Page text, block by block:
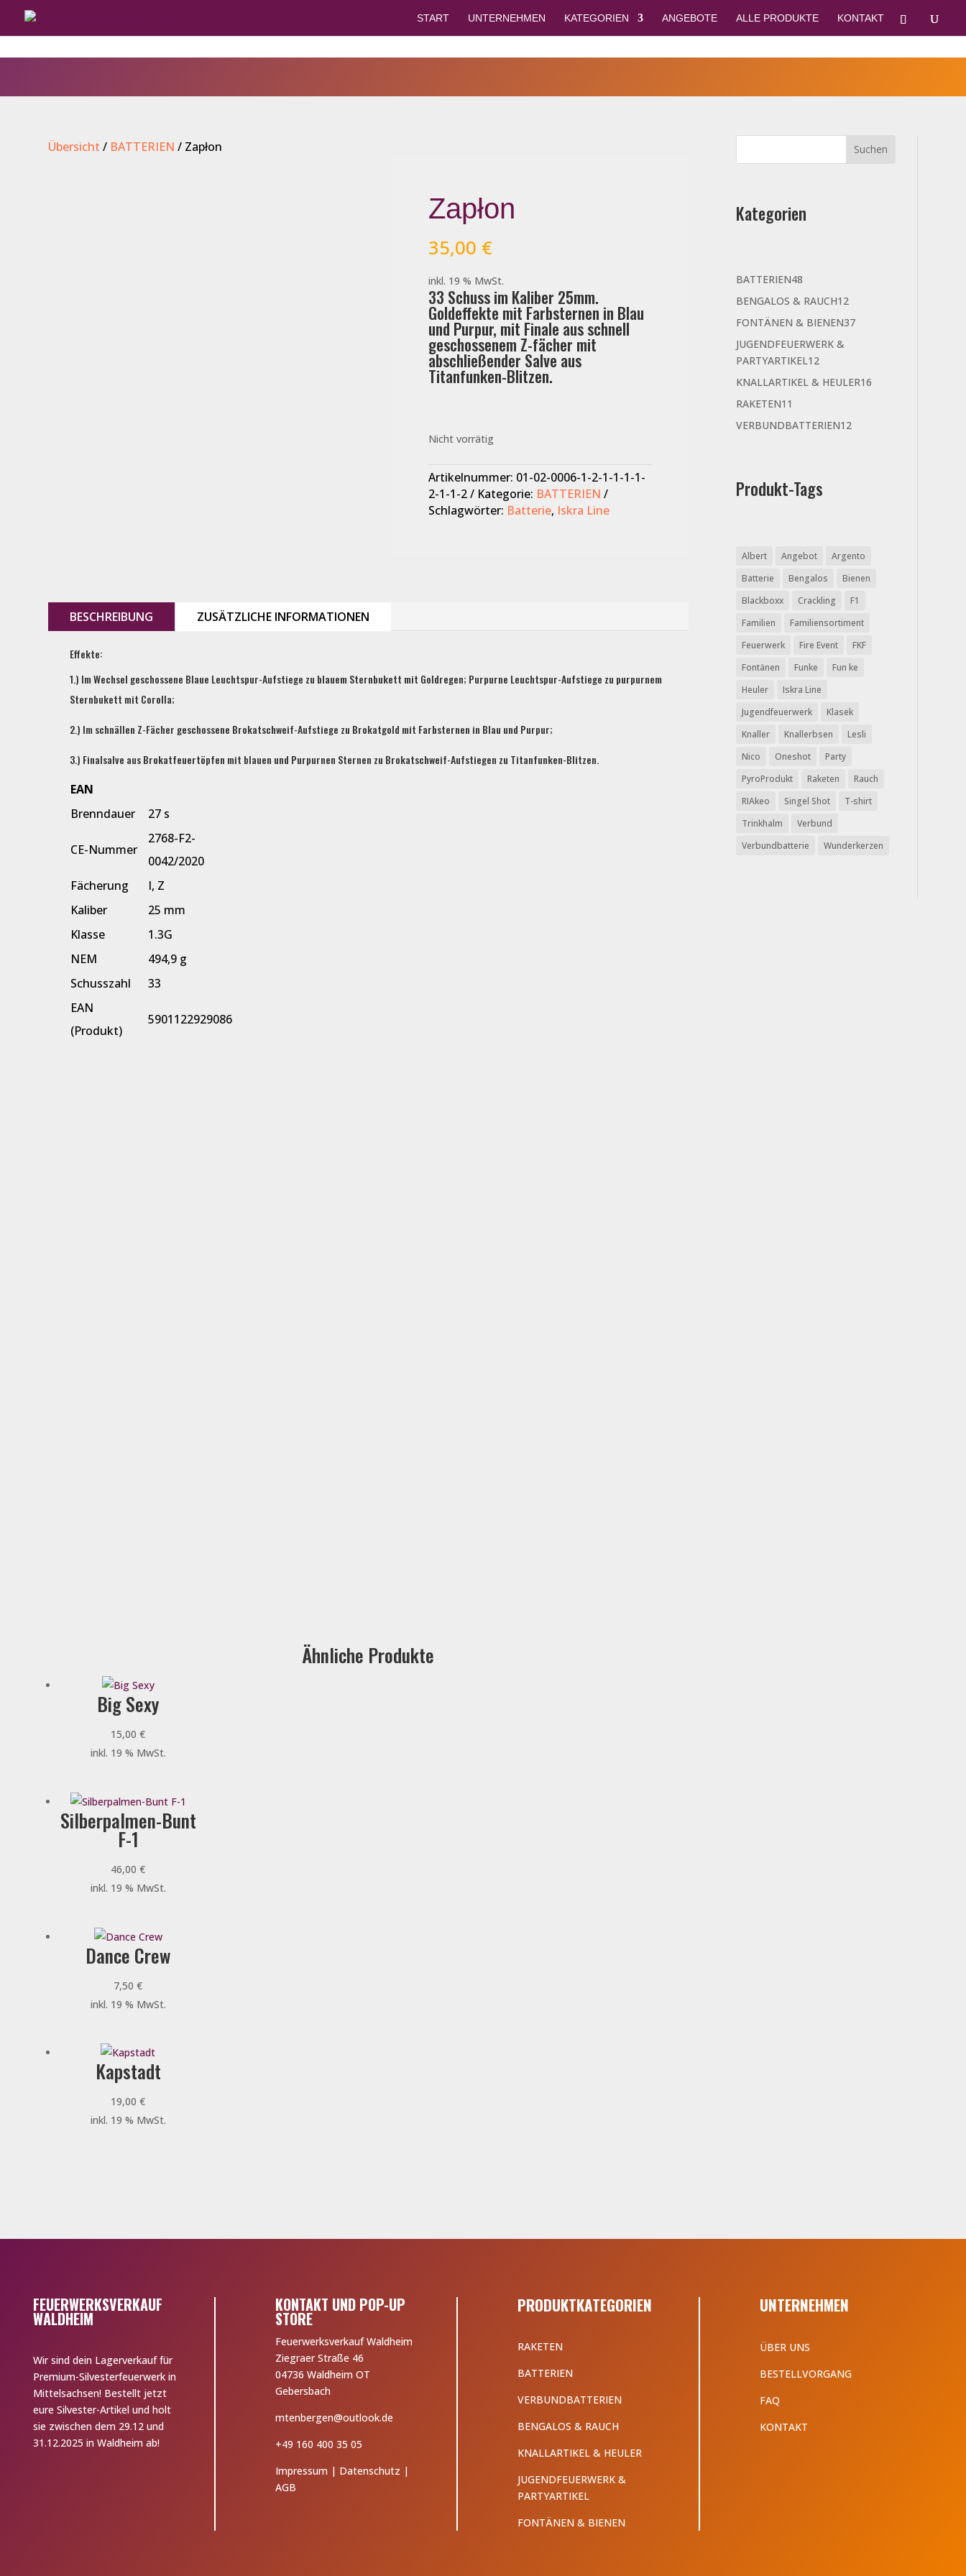
START UNTERNEHMEN KATEGORIEN ANGEBOTE ALLE PRODUKTE KONTAKT
Übersicht / BATTERIEN / Zapłon
Zapłon
35,00 €
inkl. 19 % MwSt.
33 Schuss im Kaliber 25mm.
Goldeffekte mit Farbsternen in Blau
und Purpur, mit Finale aus schnell
geschossenem Z-fächer mit
abschließender Salve aus
Titanfunken-Blitzen.
Nicht vorrätig
Artikelnummer: 01-02-0006-1-2-1-1-1-1-
2-1-1-2
Kategorie: BATTERIEN
Schlagwörter: Batterie, Iskra Line
BESCHREIBUNG ZUSÄTZLICHE INFORMATIONEN
Effekte:
1.) Im Wechsel geschossene Blaue Leuchtspur-Aufstiege zu blauem Sternbukett mit Goldregen; Purpurne Leuchtspur-Aufstiege zu purpurnem
Sternbukett mit Corolla;
2.) Im schnällen Z-Fächer geschossene Brokatschweif-Aufstiege zu Brokatgold mit Farbsternen in Blau und Purpur;
3.) Finalsalve aus Brokatfeuertöpfen mit blauen und Purpurnen Sternen zu Brokatschweif-Aufstiegen zu Titanfunken-Blitzen.
Brenndauer 27 s
CE-Nummer
2768-F2-
0042/2020
Fächerung
I, Z
Kaliber
25 mm
Klasse
1.3G
NEM
494,9 g
Schusszahl
33
EAN
(Produkt)
5901122929086
EAN
Ähnliche Produkte
Big Sexy
15,00€
inkl. 19 % MwSt.
Silberpalmen-Bunt
F-1
46,00€
inkl. 19 % MwSt.
Dance Crew
7,50€
inkl. 19 % MwSt.
Kapstadt
19,00€
inkl. 19 % MwSt.
Kategorien
BATTERIEN48
Produkte
BENGALOS & RAUCH1212
Produkte
FONTÄNEN & BIENEN3737
JUGENDFEUERWERK &
PARTYARTIKEL1212
Produkte
KNALLARTIKEL & HEULER16
RAKETEN11
Produkte
VERBUNDBATTERIEN1212
Produkt-Tags
Albert Angebot
Argento
Batterie
Bengalos
Bienen
Blackboxx
Crackling
F1
Familien
Familiensortiment
Feuerwerk
Fire Event
FKF
Fontänen
Funke
Fun ke
Heuler
Iskra Line
Jugendfeuerwerk
Klasek
Knaller
Knallerbsen
Lesli
Nico
Oneshot
Party
PyroProdukt
Raketen
Rauch
RIAkeo
Singel Shot
T-shirt
Trinkhalm
Verbund
Verbundbatterie
Wunderkerzen
FEUERWERKSVERKAUF
WALDHEIM
Wir sind dein Lagerverkauf für
Premium-Silvesterfeuerwerk in
Mittelsachsen! Bestellt jetzt
eure Silvester-Artikel und holt
sie zwischen dem 29.12 und
31.12.2025 in Waldheim ab!
KONTAKT UND POP-UP
STORE
Feuerwerksverkauf Waldheim
Ziegraer Straße 46
04736 Waldheim OT
Gebersbach
mtenbergen@outlook.de
+49 160 400 35 05
Impressum | Datenschutz |
AGB
PRODUKTKATEGORIEN
RAKETEN
BATTERIEN
VERBUNDBATTERIEN
BENGALOS & RAUCH
KNALLARTIKEL & HEULER
JUGENDFEUERWERK &
PARTYARTIKEL
FONTÄNEN & BIENEN
UNTERNEHMEN
ÜBER UNS
BESTELLVORGANG
FAQ
KONTAKT